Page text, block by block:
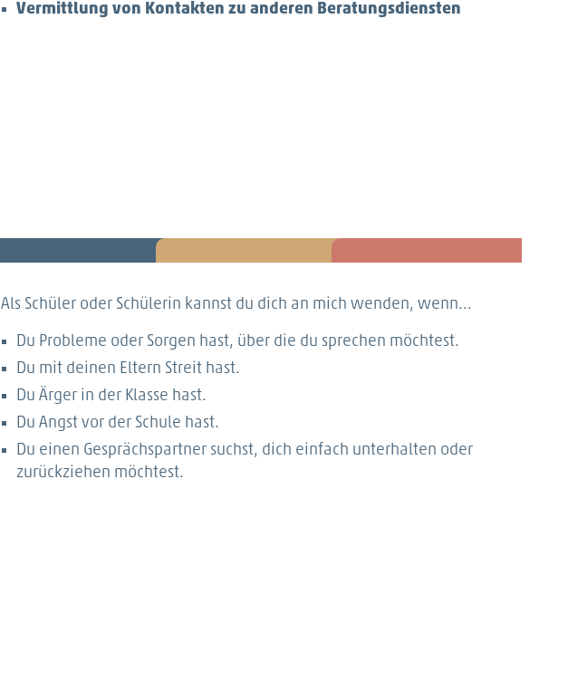
Vermittlung von Kontakten zu anderen Beratungsdiensten
Als Schüler oder Schülerin kannst du dich an mich wenden, wenn...
Du Probleme oder Sorgen hast, über die du sprechen möchtest.
Du mit deinen Eltern Streit hast.
Du Ärger in der Klasse hast.
Du Angst vor der Schule hast.
Du einen Gesprächspartner suchst, dich einfach unterhalten oder
zurückziehen möchtest.